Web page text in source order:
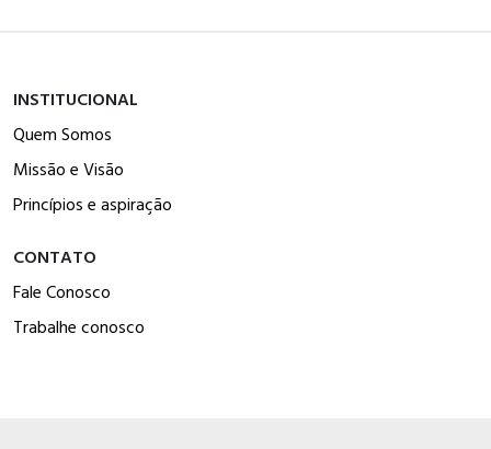
INSTITUCIONAL
Quem Somos
Missão e Visão
Princípios e aspiração
CONTATO
Fale Conosco
Trabalhe conosco